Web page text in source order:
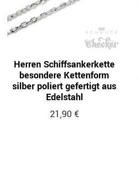
Herren Schiffsankerkette
besondere Kettenform
silber poliert gefertigt aus
Edelstahl
21,90 €